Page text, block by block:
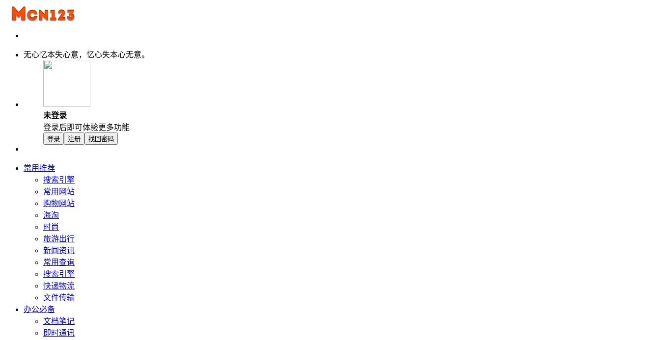
无心忆本失心意，忆心失本心无意。
未登录
登录后即可体验更多功能
登录 注册 找回密码
常用推荐
搜索引擎
常用网站
购物网站
海淘
时尚
旅游出行
新闻资讯
常用查询
搜索引擎
快递物流
文件传输
办公必备
文档笔记
即时通讯